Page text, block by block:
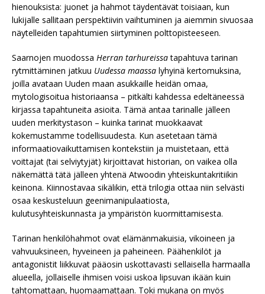
hienouksista: juonet ja hahmot täydentävät toisiaan, kun
lukijalle sallitaan perspektiivin vaihtuminen ja aiemmin sivuosaa
näytelleiden tapahtumien siirtyminen polttopisteeseen.
Saarnojen muodossa Herran tarhureissatapahtuva tarinan
rytmittäminen jatkuu Uudessa maassa lyhyinä kertomuksina,
joilla avataan Uuden maan asukkaille heidän omaa,
mytologisoitua historiaansa – pitkälti kahdessa edeltäneessä
kirjassa tapahtuneita asioita. Tämä antaa tarinalle jälleen
uuden merkitystason – kuinka tarinat muokkaavat
kokemustamme todellisuudesta. Kun asetetaan tämä
informaatiovaikuttamisen kontekstiin ja muistetaan, että
voittajat (tai selviytyjät) kirjoittavat historian, on vaikea olla
näkemättä tätä jälleen yhtenä Atwoodin yhteiskuntakritiikin
keinona. Kiinnostavaa sikälikin, että trilogia ottaa niin selvästi
osaa keskusteluun geenimanipulaatiosta,
kulutusyhteiskunnasta ja ympäristön kuormittamisesta.
Tarinan henkilöhahmot ovat elämänmakuisia, vikoineen ja
vahvuuksineen, hyveineen ja paheineen. Päähenkilöt ja
antagonistit liikkuvat pääosin uskottavasti sellaisella harmaalla
alueella, jollaiselle ihmisen voisi uskoa lipsuvan ikään kuin
tahtomattaan, huomaamattaan. Toki mukana on myös